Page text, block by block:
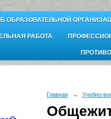
ОБРАЗОВАТЕЛЬНОЙ
РАБОТА
Главная → Учебно-